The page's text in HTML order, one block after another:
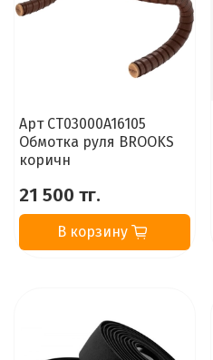
Арт CT03000A16105
Обмотка руля BROOKS
коричн
21 500 тг.
В корзину